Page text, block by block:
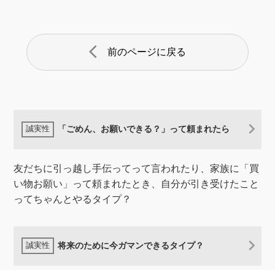
arrow_back_ios 前のページに戻る
「ごめん、お願いできる？」って頼まれたら
友だちに引っ越し手伝ってって言われたり、家族に「買
い物お願い」って頼まれたとき、自分が引き受けたこと
ってちゃんとやるタイプ？
将来のために今ガマンできるタイプ？